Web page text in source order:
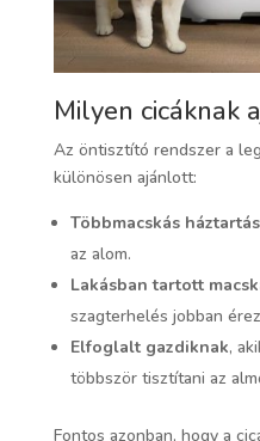
Milyen cicáknak
Az öntisztító rendszer a
különösen ajánlott:
Többmacskás
az alom.
Lakásban tartott
szagterhelés jobban
Elfoglalt gazdiknak,
többször tisztítani az
Fontos azonban, hogy a